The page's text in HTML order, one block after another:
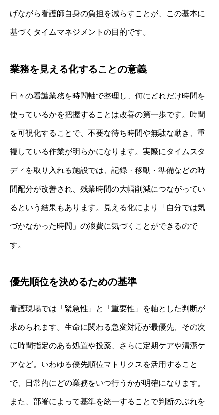
げながら看護師自身の負担を減らすことが、この基本に
基づくタイムマネジメントの目的です。
業務を見える化することの意義
日々の看護業務を時間軸で整理し、何にどれだけ時間を
使っているかを把握することは改善の第一歩です。時間
を可視化することで、不要な待ち時間や無駄な動き、重
複している作業が明らかになります。実際にタイムスタ
ディを取り入れる施設では、記録・移動・準備などの時
間配分が改善され、残業時間の大幅削減につながってい
るという結果もあります。見える化により「自分では気
づかなかった時間」の浪費に気づくことができるので
す。
優先順位を決めるための基準
看護現場では「緊急性」と「重要性」を軸とした判断が
求められます。生命に関わる急変対応が最優先、その次
に時間指定のある処置や投薬、さらに定期ケアや清潔ケ
アなど。いわゆる優先順位マトリクスを活用すること
で、日常的にどの業務をいつ行うかが明確になります。
また、部署によって基準を統一することで判断のぶれを